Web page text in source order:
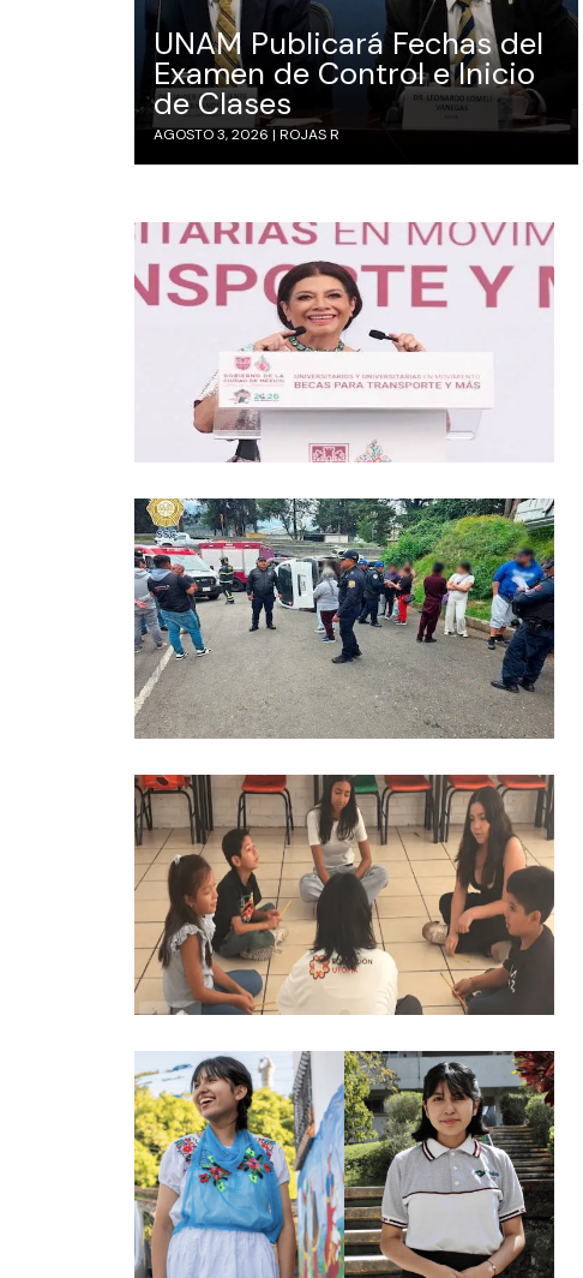
UNAM Publicará Fechas del
Examen de Control e Inicio
de Clases
AGOSTO 3, 2026 | ROJAS R